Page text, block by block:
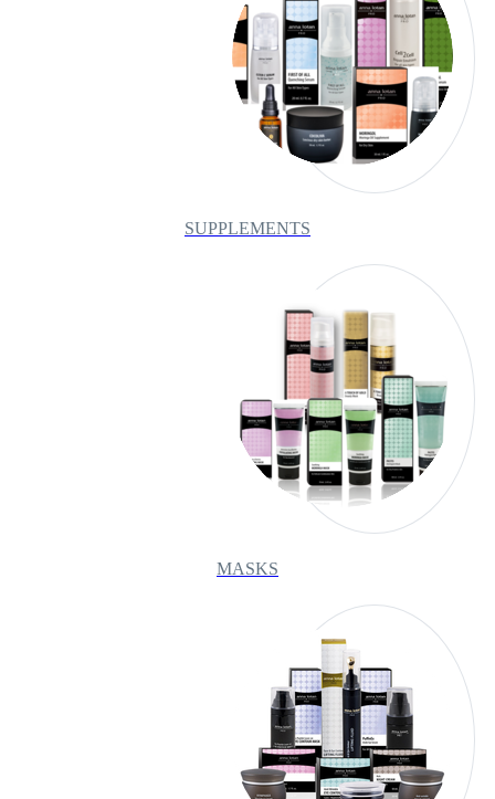
SUPPLEMENTS
MASKS